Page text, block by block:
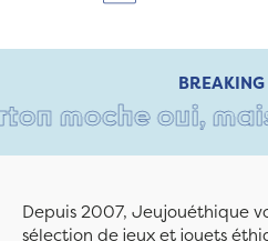
moche oui, mais
Depuis 2007, Jeujouéthique
sélection de jeux et jouets